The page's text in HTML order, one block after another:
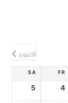
أكتوبر
FR
SA
4
5